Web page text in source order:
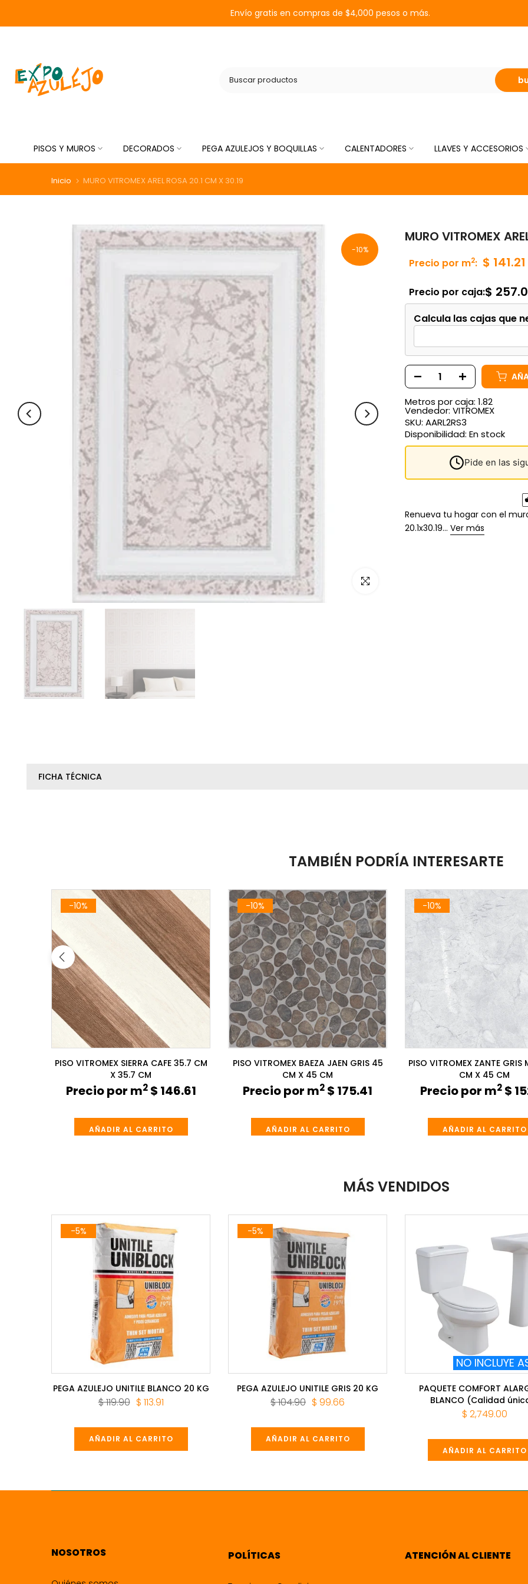
al
Envío gratis en compras de $4,000 pesos o más.
PISOS Y MUROS DECORADOS PEGA AZULEJOS Y BOQUILLAS CALENTADORES LLAVES Y ACCESORIOS
Inicio MURO VITROMEX AREL ROSA 20.1 CM X 30.19
-10%
Haz clic para ampliar
MURO VITROMEX
Precio por m2: $ 141.21
Precio por caja:$
Calcula las cajas que
Metros por caja: 1.82
Vendedor: VITROMEX
SKU: AARL2RS3
Disponibilidad: En stock
Pide en las
Renueva tu hogar con el
20.1x30.19... Ver más
FICHA TÉCNICA
TAMBIÉN PODRÍA INTERESARTE
-10%
PISO VITROMEX SIERRA CAFE 35.7 CM
X 35.7 CM
Precio por m2$ 146.61
AÑADIR AL CARRITO
-10%
PISO VITROMEX BAEZA JAEN GRIS 45
CM X 45 CM
Precio por m2 $ 175.41
AÑADIR AL CARRITO
-10%
PISO VITROMEX ZANTE GRIS
CM X 45 CM
Precio por m2 $
AÑADIR AL CARRITO
MÁS VENDIDOS
-5%
PEGA AZULEJO UNITILE BLANCO 20 KG
$ 119.90 $ 113.91
AÑADIR AL CARRITO
-5%
PEGA AZULEJO UNITILE GRIS 20 KG
$ 104.90 $ 99.66
AÑADIR AL CARRITO
NO INCLUYE
PAQUETE COMFORT
BLANCO (Calidad
$ 2,749.00
AÑADIR AL CARRITO
NOSOTROS POLÍTICAS ATENCIÓN AL CLIENTE